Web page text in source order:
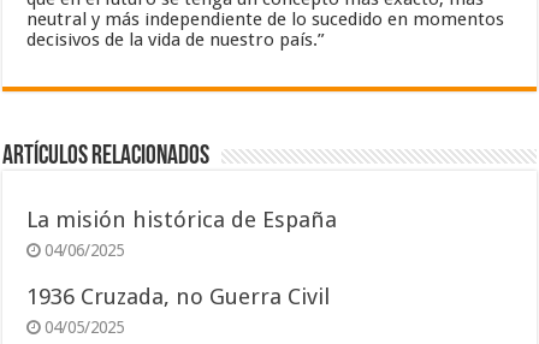
neutral y más independiente de lo sucedido en momentos
decisivos de la vida de nuestro país.”
Artículos relacionados
La misión histórica de España
04/06/2025
1936 Cruzada, no Guerra Civil
04/05/2025